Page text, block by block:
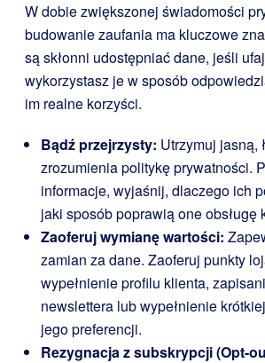
W dobie zwiększonej świadomości
budowanie zaufania ma kluczowe
są skłonni udostępniać dane, jeśli
wykorzystasz je w sposób
im realne korzyści.
Bądź przejrzysty: Utrzymuj jasną,
zrozumienia politykę prywatności.
informacje, wyjaśnij, dlaczego ich
jaki sposób poprawią one obsługę
Zaoferuj wymianę wartości:
zamian za dane. Zaoferuj punkty
wypełnienie profilu klienta,
newslettera lub wypełnienie
jego preferencji.
Rezygnacja z subskrypcji (Opt-